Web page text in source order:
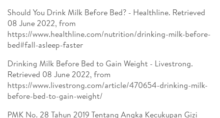
Should You Drink Milk Before Bed? - Healthline. Retrieved
08 June 2022, from
https://www.healthline.com/nutrition/drinking-milk-before-
bed#fall-asleep-faster
Drinking Milk Before Bed to Gain Weight - Livestrong.
Retrieved 08 June 2022, from
https://www.livestrong.com/article/470654-drinking-milk-
before-bed-to-gain-weight/
PMK No. 28 Tahun 2019 Tentang Angka Kecukupan Gizi